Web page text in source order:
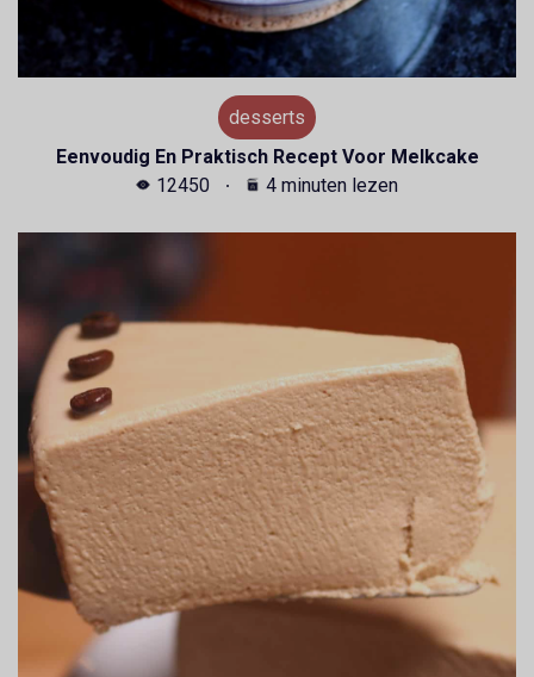
desserts
Eenvoudig En Praktisch Recept Voor Melkcake
12450
4 minuten lezen